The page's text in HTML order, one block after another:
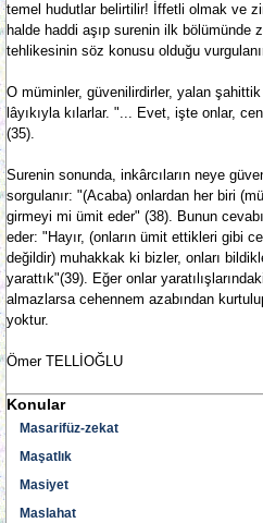
temel hudutlar belirtilir! İffetli olmak ve
halde haddi aşıp surenin ilk bölümünde
tehlikesinin söz konusu olduğu
O müminler, güvenilirdirler, yalan
lâyıkıyla kılarlar. "... Evet, işte onlar,
(35).
Surenin sonunda, inkârcıların neye
sorgulanır: "(Acaba) onlardan her biri
girmeyi mi ümit eder" (38). Bunun
eder: "Hayır, (onların ümit ettikleri gibi
değildir) muhakkak ki bizler, onları
yarattık"(39). Eğer onlar
almazlarsa cehennem azabından
yoktur.
Ömer TELLİOĞLU
Konular
Masarifüz-zekat
Maşatlık
Masiyet
Maslahat